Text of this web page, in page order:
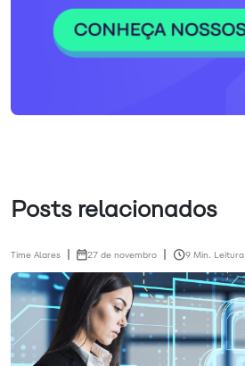
Posts relacionados
Time Alares 27 de novembro 9 Min. Leitura